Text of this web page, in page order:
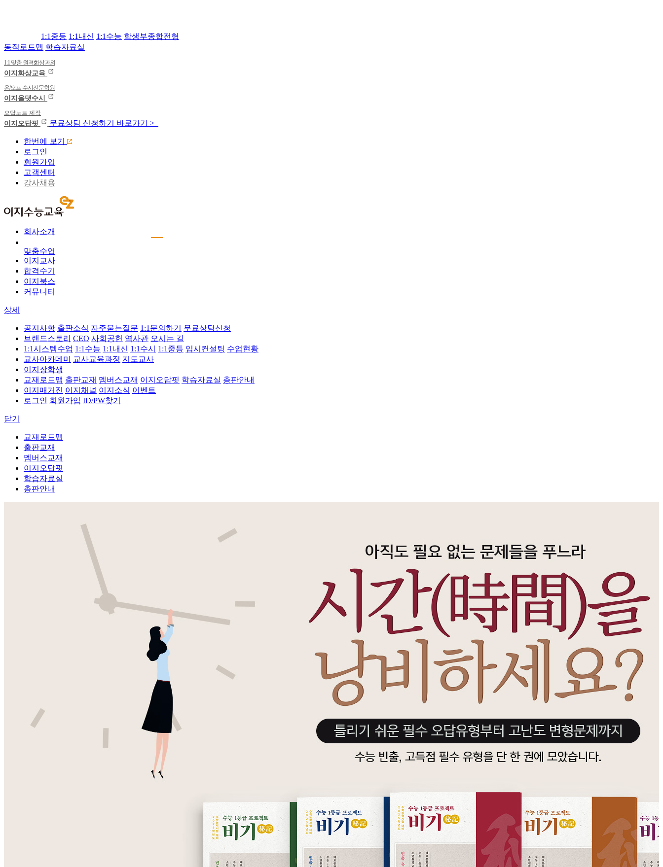
1:1중등 1:1내신 1:1수능 학생부종합전형
동적로드맵 학습자료실
1:1 맞춤 원격화상과외
이지화상교육
온/오프 수시전문학원
이지올댓수시
오답노트 제작
이지오답핏 무료상담 신청하기 바로가기 >
한번에 보기
로그인
회원가입
고객센터
강사채용
회사소개
맞춤수업
이지교사
합격수기
이지북스
커뮤니티
상세
공지사항 출판소식 자주묻는질문 1:1문의하기
무료상담신청
브랜드스토리 CEO 사회공헌 역사관 오시는 길
1:1시스템수업 1:1수능 1:1내신 1:1수시 1:1중등 입시컨설팅 수업현황
교사아카데미
교사교육과정 지도교사
이지장학생
교재로드맵 출판교재 멤버스교재 이지오답핏 학습자료실 총판안내
이지매거진 이지채널 이지소식 이벤트
로그인 회원가입 ID/PW찾기
닫기
교재로드맵
출판교재
멤버스교재
이지오답핏
학습자료실
총판안내